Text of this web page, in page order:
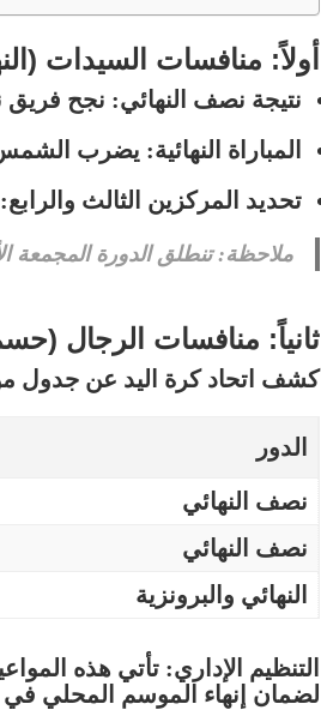
أولاً: منافسات السيدات
نتيجة نصف النهائي: نجح فريق
المباراة النهائية: يضرب الشمس
تحديد المركزين الثالث والرابع:
ملاحظة:تنطلق الدورة المجمعة
ثانياً: منافسات الرجال
كشف اتحاد كرة اليد عن جدول
الدور
نصف النهائي
نصف النهائي
النهائي والبرونزية
التنظيم الإداري: تأتي هذه
لضمان إنهاء الموسم المحلي في